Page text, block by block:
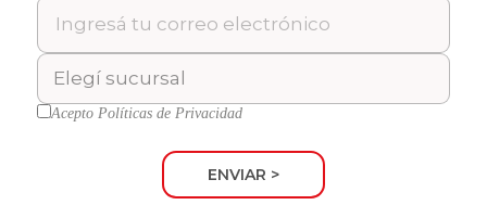
Acepto Políticas de Privacidad
ENVIAR >